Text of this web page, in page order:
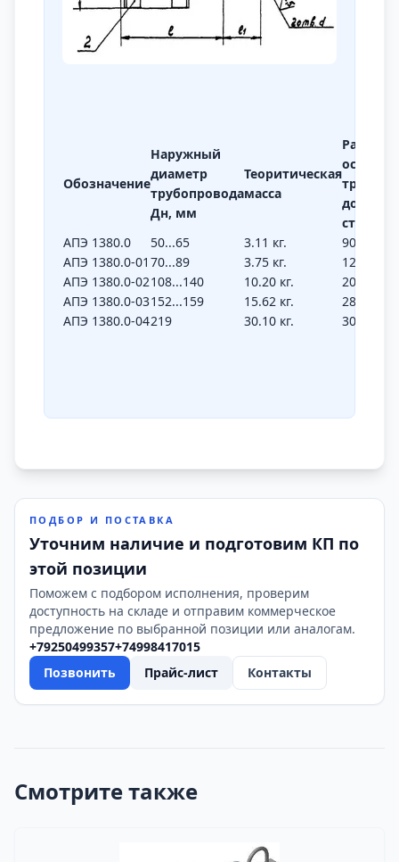
Обозначение
Наружный
диаметр
трубопровода
Дн, мм
Теоритическая
масса
оси
до
стены
АПЭ 1380.0
50...65 3.11 кг.
90
АПЭ 1380.0-01 70...89 3.75 кг.
125
АПЭ 1380.0-02108...140 10.20 кг.
200
АПЭ 1380.0-03152...159 15.62 кг.
280
АПЭ 1380.0-04219 30.10 кг. 300
ПОДБОР И ПОСТАВКА
Уточним наличие и подготовим КП по
этой позиции
Поможем с подбором исполнения, проверим
доступность на складе и отправим коммерческое
предложение по выбранной позиции или аналогам.
+79250499357+74998417015
Позвонить
Прайс-лист Контакты
Смотрите также